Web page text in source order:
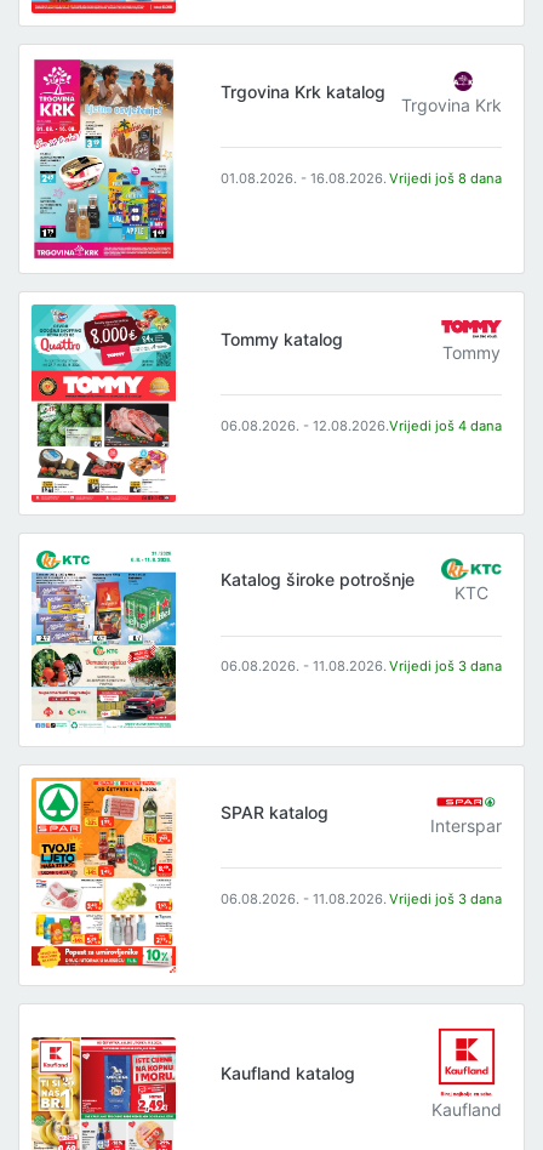
Trgovina Krk katalog
Trgovina Krk
01.08.2026. - 16.08.2026. Vrijedi još 8 dana
Tommy katalog
Tommy
06.08.2026. - 12.08.2026.Vrijedi još 4 dana
Katalog široke potrošnje
KTC
06.08.2026. - 11.08.2026. Vrijedi još 3 dana
SPAR katalog
Interspar
06.08.2026. - 11.08.2026. Vrijedi još 3 dana
Kaufland katalog
Kaufland